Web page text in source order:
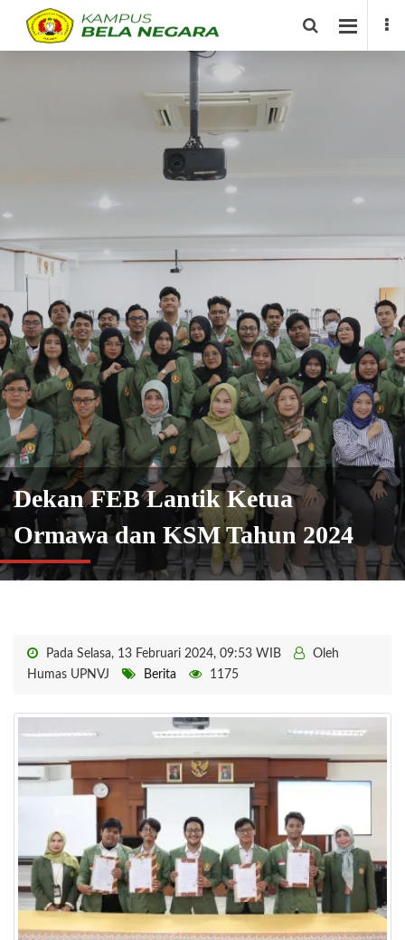
Dekan FEB Lantik Ketua
Ormawa dan KSM Tahun 2024
Pada Selasa, 13 Februari 2024, 09:53 WIB
Oleh
Humas UPNVJ
Berita 1175